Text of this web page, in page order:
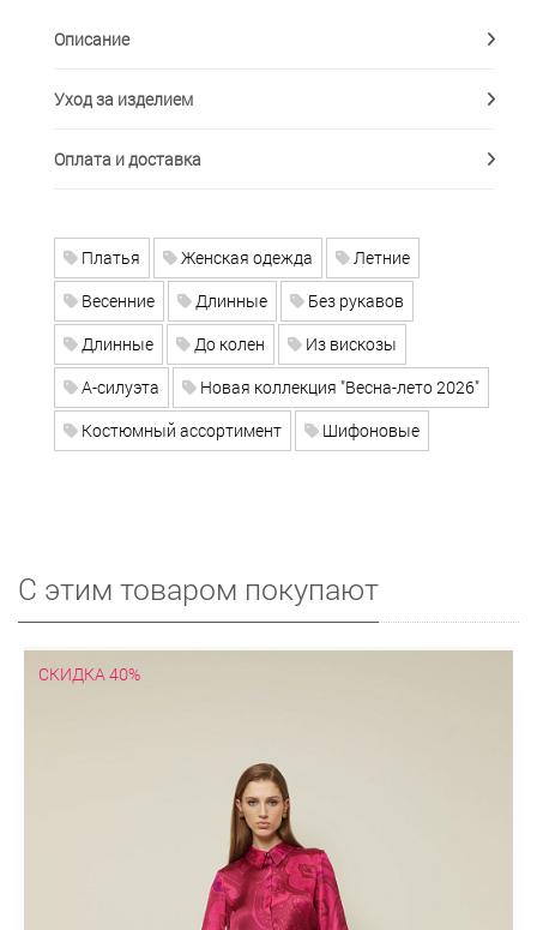
Описание
Уход за изделием
Оплата и доставка
Платья Женская одежда
Летние
Весенние
Длинные
Без рукавов
Длинные
До колен
Из вискозы
А-силуэта
Новая коллекция "Весна-лето 2026"
Костюмный ассортимент
Шифоновые
С этим товаром покупают
СКИДКА 40%